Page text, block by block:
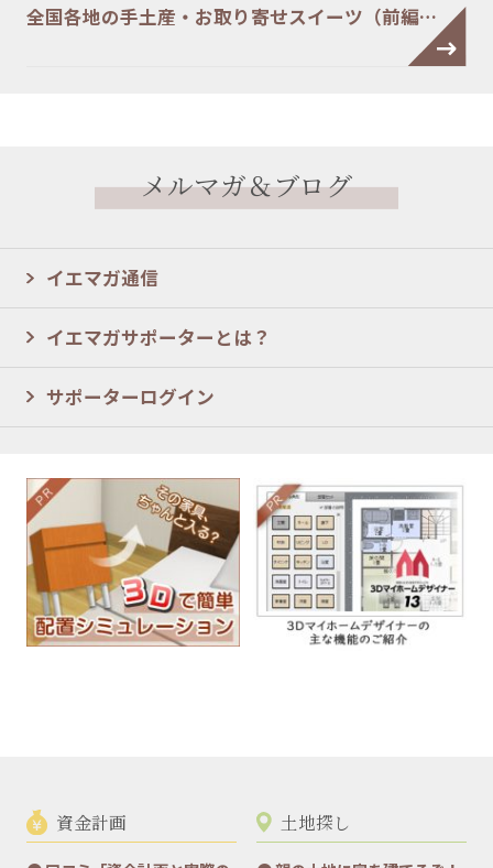
全国各地の手土産・お取り寄せスイーツ（前編…
メルマガ＆ブログ
イエマガ通信
イエマガサポーターとは？
サポーターログイン
資金計画 土地探し